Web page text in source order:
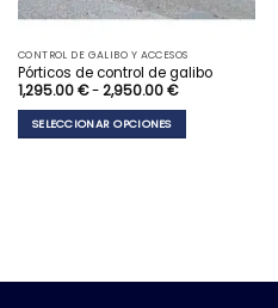
CONTROL DE GALIBO Y ACCESOS
Pórticos de control de galibo
1,295.00€ - 2,950.00€Rango
precios:
1,295.00 €
SELECCIONAR OPCIONES